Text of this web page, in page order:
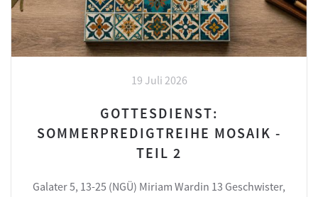
19 Juli 2026
GOTTESDIENST:
SOMMERPREDIGTREIHE MOSAIK -
TEIL 2
Galater 5, 13-25 (NGÜ) Miriam Wardin 13 Geschwister,